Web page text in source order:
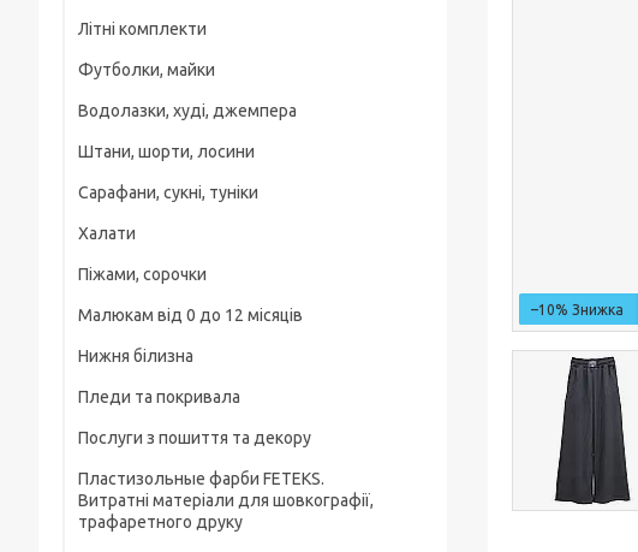
–10%
Літні комплекти
Шорти, бріджі, треси
Малюки
Водолазки, худі, джемпера
Костюми
Хлопчикам
Дівчаткам
Літні комплекти
Хлопчикам
Дівчаткам
Футболки, майки
Хлопчикам
Дівчаткам
Водолазки, худі, джемпера
Хлопчикам
Дівчаткам
Штани, шорти, лосини
Спортивні штани та підштанці
Шорти, Бриджі
Лосини, легінси, треси
Сарафани, сукні, туніки
Халати
Піжами, сорочки
Хлопчикам
Дівчаткам
Малюкам від 0 до 12 місяців
Боді для малюків
Комбінезони, сліпи
Ясельні костюми та комплекти
Пісочники, напівкомбінезони
Дитячі сорочечки, кофточки та повзуни
Нижня білизна
Пледи та покривала
Послуги з пошиття та декору
Пластизольные фарби FETEKS.
Витратні матеріали для шовкографії,
трафаретного друку